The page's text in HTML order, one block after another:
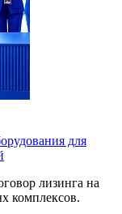
для
лизинга на
комплексов.